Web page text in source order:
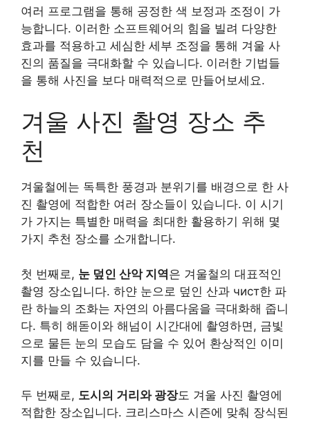
여러 프로그램을 통해 공정한 색 보정과 조정이 가
능합니다. 이러한 소프트웨어의 힘을 빌려 다양한
효과를 적용하고 세심한 세부 조정을 통해 겨울 사
진의 품질을 극대화할 수 있습니다. 이러한 기법들
을 통해 사진을 보다 매력적으로 만들어보세요.
겨울 사진 촬영 장소 추
천
겨울철에는 독특한 풍경과 분위기를 배경으로 한 사
진 촬영에 적합한 여러 장소들이 있습니다. 이 시기
가 가지는 특별한 매력을 최대한 활용하기 위해 몇
가지 추천 장소를 소개합니다.
첫 번째로, 눈 덮인 산악 지역은 겨울철의 대표적인
촬영 장소입니다. 하얀 눈으로 덮인 산과 чист한 파
란 하늘의 조화는 자연의 아름다움을 극대화해 줍니
다. 특히 해돋이와 해넘이 시간대에 촬영하면, 금빛
으로 물든 눈의 모습도 담을 수 있어 환상적인 이미
지를 만들 수 있습니다.
두 번째로, 도시의 거리와 광장도 겨울 사진 촬영에
적합한 장소입니다. 크리스마스 시즌에 맞춰 장식된